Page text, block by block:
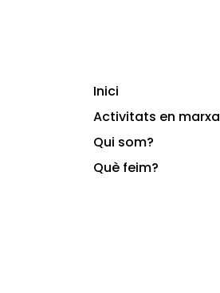
Inici
Activitats en marxa
Qui som?
Què feim?